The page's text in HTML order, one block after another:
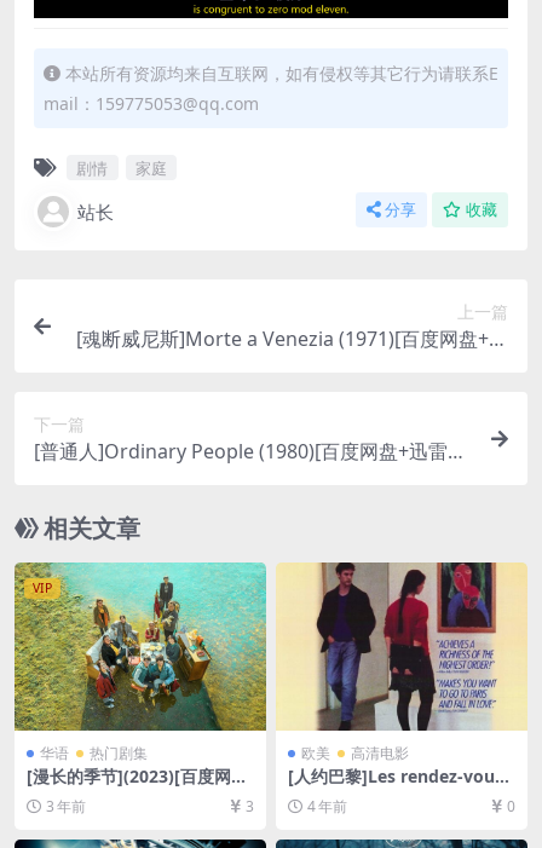
本站所有资源均来自互联网，如有侵权等其它行为请联系E
mail：159775053@qq.com
剧情 家庭
站长 分享 收藏
上一篇
[魂断威尼斯]Morte a Venezia (1971)[百度网盘+迅
下一篇
[普通人]Ordinary People (1980)[百度网盘+迅雷云
相关文章
VIP
华语 热门剧集
[漫长的季节](2023)[百度网盘
+迅雷云盘+阿里云盘资源1080
P超清未删减][MP4/7GB][中
字]
3 年前 3
欧美 高清电影
[人约巴黎]Les rendez-vous
de Paris (1995)[百度网盘+迅
雷云盘资源1080P超清][MP4/
5GB][中文字幕]
4 年前 0